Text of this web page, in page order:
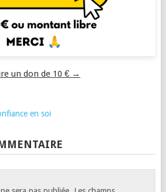
un don de 10 € →
en soi